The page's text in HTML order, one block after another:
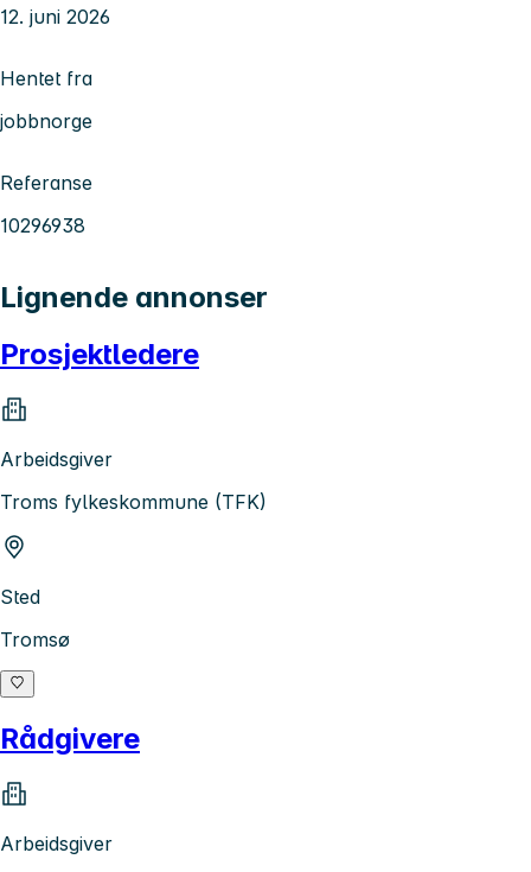
12. juni 2026
Hentet fra
jobbnorge
Referanse
10296938
Lignende annonser
Prosjektledere
Arbeidsgiver
Troms fylkeskommune (TFK)
Sted
Tromsø
Rådgivere
Arbeidsgiver